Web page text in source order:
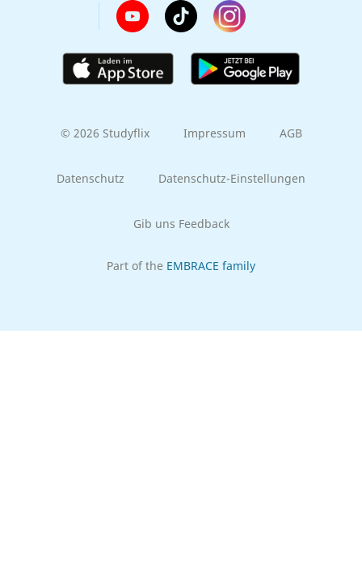
© 2026 Studyflix Impressum AGB
Datenschutz Datenschutz-Einstellungen
Gib uns Feedback
Part of the EMBRACE family